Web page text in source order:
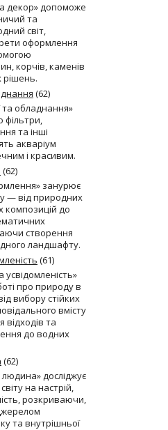
декор» допоможе
та
світ,
оформлення
корчів, каменів
рішень.
(62)
та обладнання»
фільтри,
та інші
акваріум
і красивим.
(62)
занурює
— від природних
композицій до
створення
ландшафту.
(61)
усвідомленість»
про природу в
вибору стійких
вмісту
та
до водних
(62)
людина» досліджує
на настрій,
розкриваючи,
та внутрішньої